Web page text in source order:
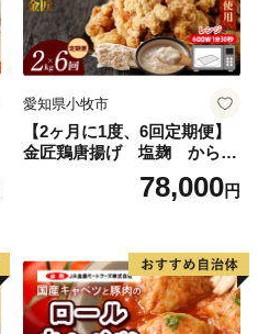
愛知県小牧市
【2ヶ月に1度、6回定期便】
金匠鶏唐揚げ 塩麹 からあ
78,000円